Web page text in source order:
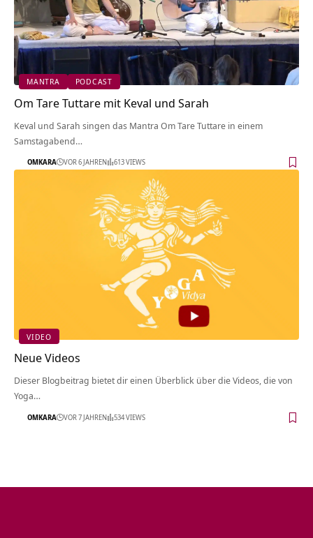
MANTRA PODCAST
Om Tare Tuttare mit Keval und Sarah
Keval und Sarah singen das Mantra Om Tare Tuttare in einem
Samstagabend…
OMKARA VOR 6 JAHREN 613 VIEWS
VIDEO
Neue Videos
Dieser Blogbeitrag bietet dir einen Überblick über die Videos, die von
Yoga…
OMKARA VOR 7 JAHREN 534 VIEWS